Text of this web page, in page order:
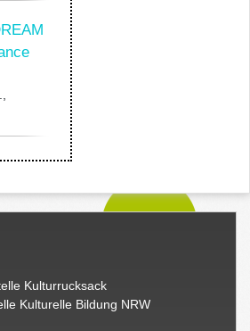
Kulturrucksack
Kulturelle Bildung NRW